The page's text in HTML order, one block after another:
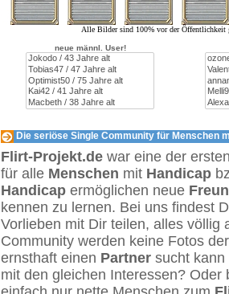
Alle Bilder sind 100% vor der Öffentlichkeit
neue männl. User!
Die seriöse Single Community für Menschen
Flirt-Projekt.dewar eine der
für alle Menschen mit Handicap
Handicapermöglichen neue
kennen zu lernen. Bei uns findest
Vorlieben mit Dir teilen, alles völlig
Community werden keine Fotos
ernsthaft einen Partnersucht kann
mit den gleichen Interessen? Oder